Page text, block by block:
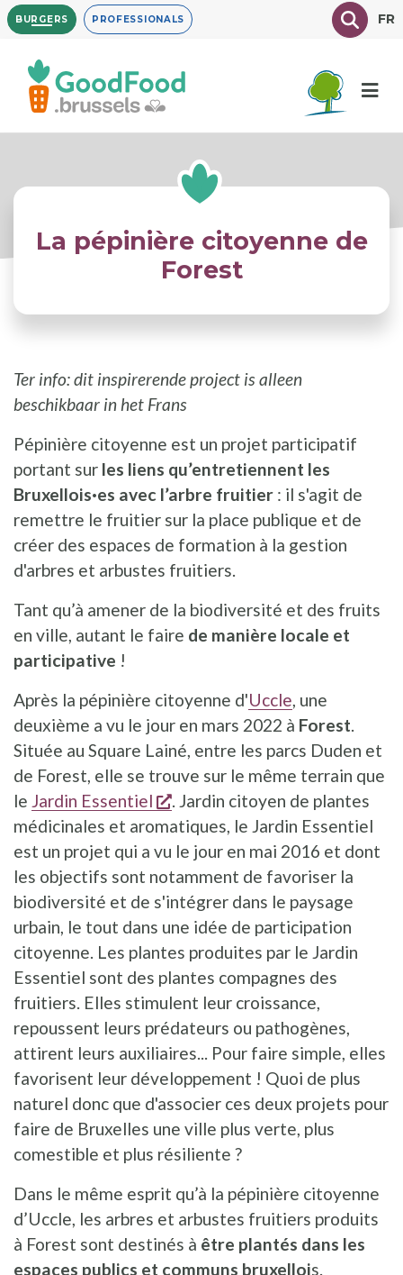
Overslaan
en
inhoud
gaan
BURGERS PROFESSIONALS TexteFR
La pépinière citoyenne de
Forest
Ter info: dit inspirerende project is alleen
beschikbaar in het Frans
Pépinière citoyenne est un projet participatif
portant sur les liens qu’entretiennent les
Bruxellois·es avec l’arbre fruitier : il s'agit de
remettre le fruitier sur la place publique et de
créer des espaces de formation à la gestion
d'arbres et arbustes fruitiers.
Tant qu’à amener de la biodiversité et des fruits
en ville, autant le faire de manière locale et
participative !
Après la pépinière citoyenne d'Uccle, une
deuxième a vu le jour en mars 2022 à Forest.
Située au Square Lainé, entre les parcs Duden et
de Forest, elle se trouve sur le même terrain que
le Jardin Essentiel opent een nieuw venster
. Jardin citoyen de plantes
médicinales et aromatiques, le Jardin Essentiel
est un projet qui a vu le jour en mai 2016 et dont
les objectifs sont notamment de favoriser la
biodiversité et de s'intégrer dans le paysage
urbain, le tout dans une idée de participation
citoyenne. Les plantes produites par le Jardin
Essentiel sont des plantes compagnes des
fruitiers. Elles stimulent leur croissance,
repoussent leurs prédateurs ou pathogènes,
attirent leurs auxiliaires... Pour faire simple, elles
favorisent leur développement ! Quoi de plus
naturel donc que d'associer ces deux projets pour
faire de Bruxelles une ville plus verte, plus
comestible et plus résiliente ?
Dans le même esprit qu’à la pépinière citoyenne
d’Uccle, les arbres et arbustes fruitiers produits
à Forest sont destinés à être plantés dans les
espaces publics et communs bruxellois.